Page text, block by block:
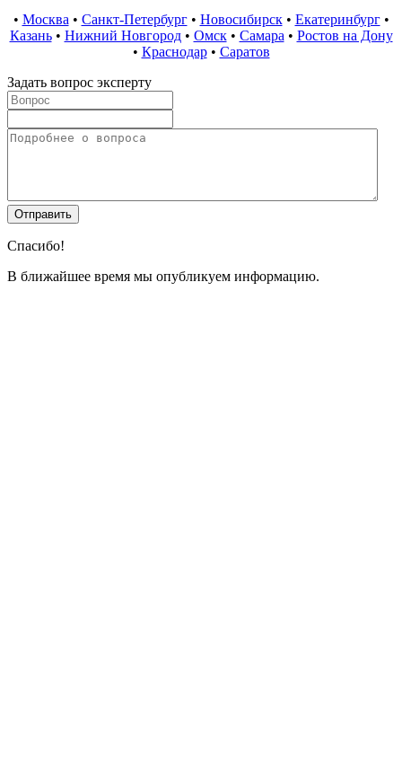
• Москва • Санкт-Петербург• Новосибирск• Екатеринбург•
Казань• Нижний Новгород• Омск• Самара • Ростов на Дону
• Краснодар• Саратов
Задать вопрос эксперту
Спасибо!
В ближайшее время мы опубликуем информацию.